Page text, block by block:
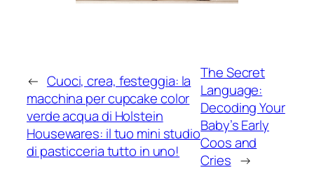
← Cuoci, crea, festeggia: la
macchina per cupcake color
verde acqua di Holstein
Housewares: il tuo mini studio
di pasticceria tutto in uno!
The Secret
Language:
Decoding Your
Baby’s Early
Coos and
Cries →